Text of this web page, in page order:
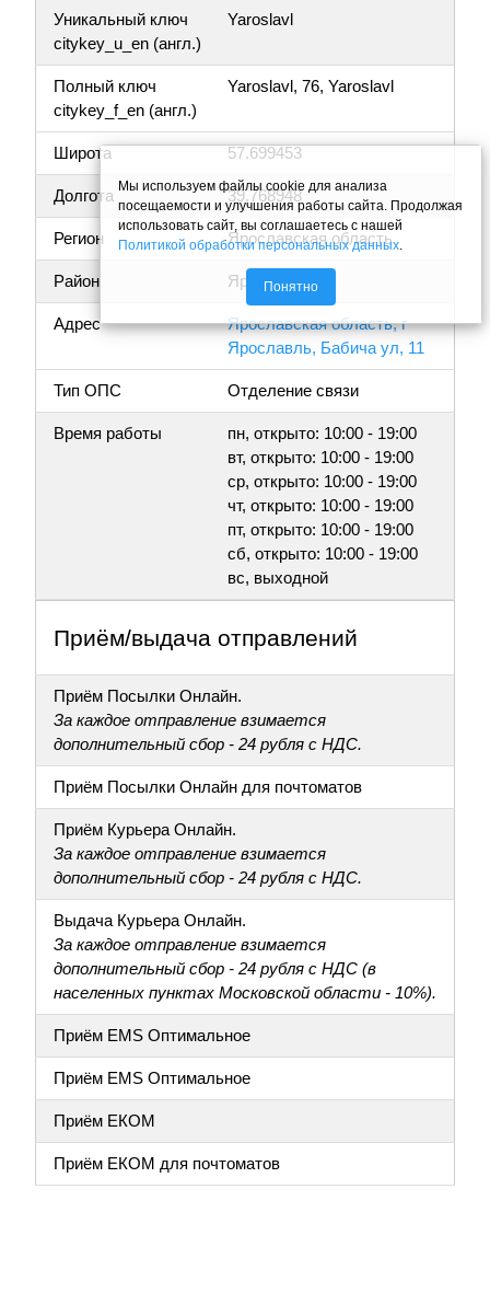
Уникальный ключ
citykey_u_en (англ.)
Yaroslavl
Полный ключ
citykey_f_en (англ.)
Yaroslavl, 76, Yaroslavl
Широта 57.699453
Долгота 39.768948
Регион Ярославская область
Район Ярославль
Адрес
Ярославская область, г
Ярославль, Бабича ул, 11
Тип ОПС Отделение связи
Время работы
пн, открыто: 10:00 - 19:00
вт, открыто: 10:00 - 19:00
ср, открыто: 10:00 - 19:00
чт, открыто: 10:00 - 19:00
пт, открыто: 10:00 - 19:00
сб, открыто: 10:00 - 19:00
вс, выходной
Приём/выдача отправлений
Приём Посылки Онлайн.
За каждое отправление взимается
дополнительный сбор - 24 рубля с НДС.
Приём Посылки Онлайн для почтоматов
Приём Курьера Онлайн.
За каждое отправление взимается
дополнительный сбор - 24 рубля с НДС.
Выдача Курьера Онлайн.
За каждое отправление взимается
дополнительный сбор - 24 рубля с НДС (в
населенных пунктах Московской области - 10%).
Приём EMS Оптимальное
Приём EMS Оптимальное
Приём ЕКОМ
Приём ЕКОМ для почтоматов
Мы используем файлы cookie для анализа
посещаемости и улучшения работы сайта. Продолжая
использовать сайт, вы соглашаетесь с нашей
Политикой обработки персональных данных
Понятно